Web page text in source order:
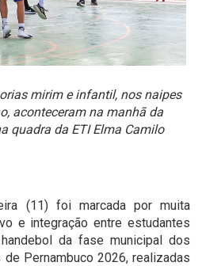
mirim e infantil, nos naipes
aconteceram na manhã da
quadra da ETI Elma Camilo
(11) foi marcada por muita
e integração entre estudantes
da fase municipal dos
Pernambuco 2026, realizadas